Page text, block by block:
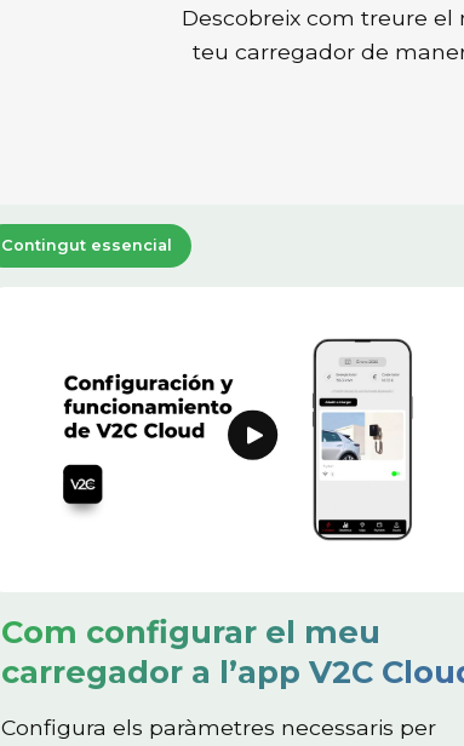
Descobreix com treure el
teu carregador de
Contingut essencial
Com configurar el meu
carregador a l’app V2C
Configura els paràmetres necessaris per